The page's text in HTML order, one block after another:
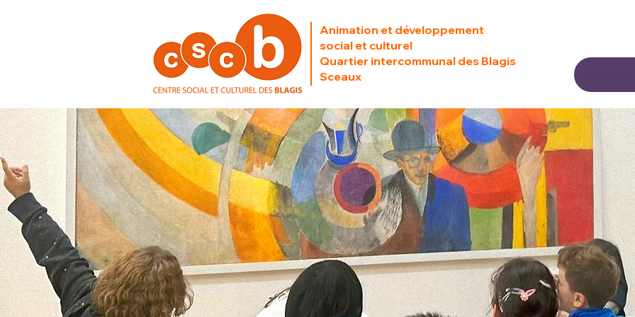
Animation et développement
social et culturel
Quartier intercommunal des Blagis
Sceaux